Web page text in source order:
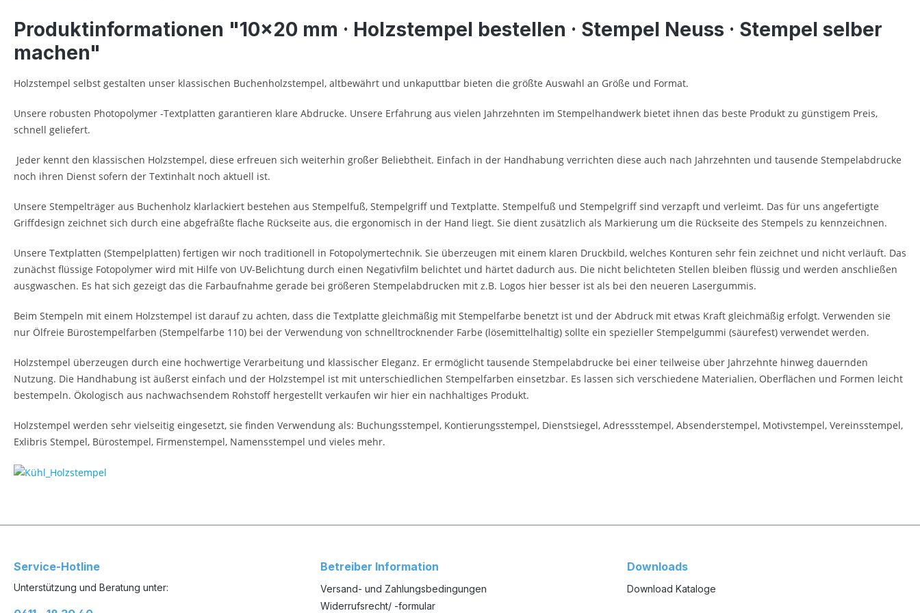
Produktinformationen "10x20 mm · Holzstempel bestellen · Stempel Neuss · Stempel selber
machen"
Holzstempel selbst gestalten unser klassischen Buchenholzstempel, altbewährt und unkaputtbar bieten die größte Auswahl an Größe und Format.
Unsere robusten Photopolymer -Textplatten garantieren klare Abdrucke. Unsere Erfahrung aus vielen Jahrzehnten im Stempelhandwerk bietet ihnen das beste Produkt zu günstigem Preis,
schnell geliefert.
Jeder kennt den klassischen Holzstempel, diese erfreuen sich weiterhin großer Beliebtheit. Einfach in der Handhabung verrichten diese auch nach Jahrzehnten und tausende Stempelabdrucke
noch ihren Dienst sofern der Textinhalt noch aktuell ist.
Unsere Stempelträger aus Buchenholz klarlackiert bestehen aus Stempelfuß, Stempelgriff und Textplatte. Stempelfuß und Stempelgriff sind verzapft und verleimt. Das für uns angefertigte
Griffdesign zeichnet sich durch eine abgefräßte flache Rückseite aus, die ergonomisch in der Hand liegt. Sie dient zusätzlich als Markierung um die Rückseite des Stempels zu kennzeichnen.
Unsere Textplatten (Stempelplatten) fertigen wir noch traditionell in Fotopolymertechnik. Sie überzeugen mit einem klaren Druckbild, welches Konturen sehr fein zeichnet und nicht verläuft. Das
zunächst flüssige Fotopolymer wird mit Hilfe von UV-Belichtung durch einen Negativfilm belichtet und härtet dadurch aus. Die nicht belichteten Stellen bleiben flüssig und werden anschließen
ausgwaschen. Es hat sich gezeigt das die Farbaufnahme gerade bei größeren Stempelabdrucken mit z.B. Logos hier besser ist als bei den neueren Lasergummis.
Beim Stempeln mit einem Holzstempel ist darauf zu achten, dass die Textplatte gleichmäßig mit Stempelfarbe benetzt ist und der Abdruck mit etwas Kraft gleichmäßig erfolgt. Verwenden sie
nur Ölfreie Bürostempelfarben (Stempelfarbe 110) bei der Verwendung von schnelltrocknender Farbe (lösemittelhaltig) sollte ein spezieller Stempelgummi (säurefest) verwendet werden.
Holzstempel überzeugen durch eine hochwertige Verarbeitung und klassischer Eleganz. Er ermöglicht tausende Stempelabdrucke bei einer teilweise über Jahrzehnte hinweg dauernden
Nutzung. Die Handhabung ist äußerst einfach und der Holzstempel ist mit unterschiedlichen Stempelfarben einsetzbar. Es lassen sich verschiedene Materialien, Oberflächen und Formen leicht
bestempeln. Ökologisch aus nachwachsendem Rohstoff hergestellt verkaufen wir hier ein nachhaltiges Produkt.
Holzstempel werden sehr vielseitig eingesetzt, sie finden Verwendung als: Buchungsstempel, Kontierungsstempel, Dienstsiegel, Adressstempel, Absenderstempel, Motivstempel, Vereinsstempel,
Exlibris Stempel, Bürostempel, Firmenstempel, Namensstempel und vieles mehr.
Service-Hotline
Unterstützung und Beratung unter:
Betreiber Information
Versand- und Zahlungsbedingungen
Widerrufsrecht/ -formular
Downloads
Download Kataloge